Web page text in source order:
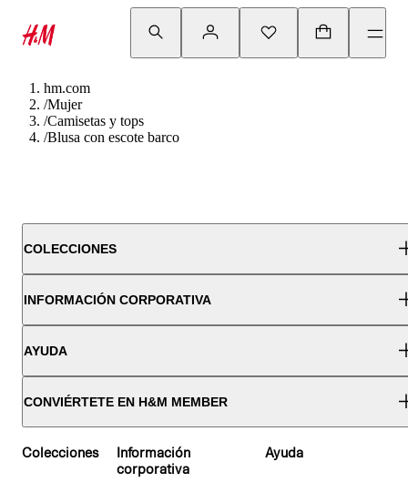
hm.com
/Mujer
/Camisetas y tops
/Blusa con escote barco
COLECCIONES
INFORMACIÓN CORPORATIVA
AYUDA
CONVIÉRTETE EN H&M MEMBER
Colecciones
Información
corporativa
Ayuda